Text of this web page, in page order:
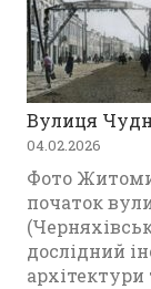
Вулиця
04.02.2026
Фото
початок
дослідний